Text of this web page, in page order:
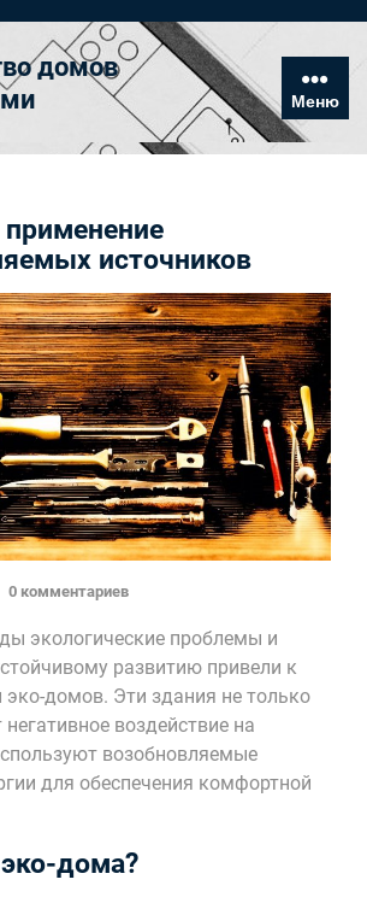
домов
Меню
источников
0 комментариев
экологические проблемы и
развитию привели к
эко-домов. Эти здания не только
воздействие на
возобновляемые
для обеспечения комфортной
дома?